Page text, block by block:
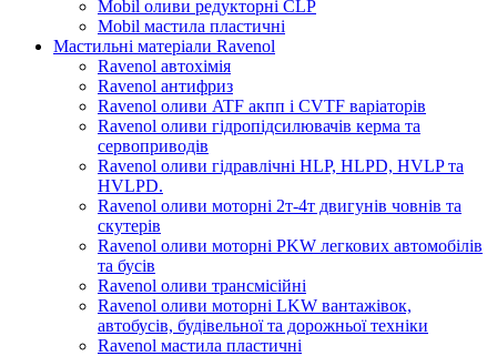
Mobil оливи редукторні CLP
Mobil мастила пластичні
Мастильні матеріали Ravenol
Ravenol автохімія
Ravenol антифриз
Ravenol оливи ATF акпп і CVTF варіаторів
Ravenol оливи гідропідсилювачів керма та
сервоприводів
Ravenol оливи гідравлічні HLP, HLPD, HVLP та
HVLPD.
Ravenol оливи моторні 2т-4т двигунів човнів та
скутерів
Ravenol оливи моторні PKW легкових автомобілів
та бусів
Ravenol оливи трансмісійні
Ravenol оливи моторні LKW вантажівок,
автобусів, будівельної та дорожньої техніки
Ravenol мастила пластичні